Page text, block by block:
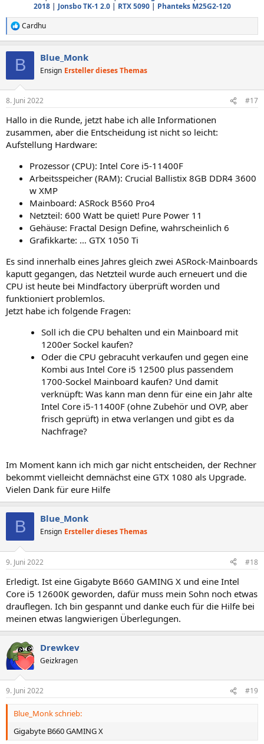
2018| Jonsbo TK-1 2.0| RTX 5090| Phanteks M25G2-120
R
e
e
:
Cardhu
B Blue_Monk
Ensign Ersteller dieses Themas
8. Juni 2022 #17
Hallo in die Runde, jetzt habe ich alle Informationen
zusammen, aber die Entscheidung ist nicht so leicht:
Aufstellung Hardware:
Prozessor (CPU): Intel Core i5-11400F
Arbeitsspeicher (RAM): Crucial Ballistix 8GB DDR4 3600
w XMP
Mainboard: ASRock B560 Pro4
Netzteil: 600 Watt be quiet! Pure Power 11
Gehäuse: Fractal Design Define, wahrscheinlich 6
Grafikkarte: … GTX 1050 Ti
Es sind innerhalb eines Jahres gleich zwei ASRock-Mainboards
kaputt gegangen, das Netzteil wurde auch erneuert und die
CPU ist heute bei Mindfactory überprüft worden und
funktioniert problemlos.
Jetzt habe ich folgende Fragen:
Soll ich die CPU behalten und ein Mainboard mit
1200er Sockel kaufen?
Oder die CPU gebracuht verkaufen und gegen eine
Kombi aus Intel Core i5 12500 plus passendem
1700-Sockel Mainboard kaufen? Und damit
verknüpft: Was kann man denn für eine ein Jahr alte
Intel Core i5-11400F (ohne Zubehör und OVP, aber
frisch geprüft) in etwa verlangen und gibt es da
Nachfrage?
Im Moment kann ich mich gar nicht entscheiden, der Rechner
bekommt vielleicht demnächst eine GTX 1080 als Upgrade.
Vielen Dank für eure Hilfe
B Blue_Monk
Ensign Ersteller dieses Themas
9. Juni 2022 #18
Erledigt. Ist eine Gigabyte B660 GAMING X und eine Intel
Core i5 12600K geworden, dafür muss mein Sohn noch etwas
drauflegen. Ich bin gespannt und danke euch für die Hilfe bei
meinen etwas langwierigen Überlegungen.
Drewkev
Geizkragen
9. Juni 2022 #19
Blue_Monk schrieb:
Gigabyte B660 GAMING X